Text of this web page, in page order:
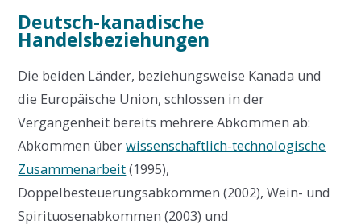
Deutsch-kanadische
Handelsbeziehungen
Die beiden Länder, beziehungsweise Kanada und
die Europäische Union, schlossen in der
Vergangenheit bereits mehrere Abkommen ab:
Abkommen überwissenschaftlich-technologische
Zusammenarbeit(1995),
Doppelbesteuerungsabkommen (2002), Wein- und
Spirituosenabkommen (2003) und